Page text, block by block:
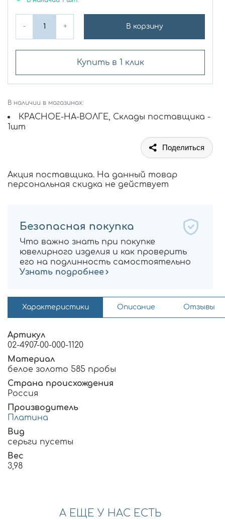
- + В корзину
Купить в 1 клик
В наличии в магазинах:
КРАСНОЕ-НА-ВОЛГЕ, Склады поставщика -
1шт
Поделиться
Акция поставщика. На данный товар
персональная скидка не действует
Безопасная покупка
Что важно знать при покупке
ювелирного изделия и как проверить
его на подлинность самостоятельно
Узнать подробнее
Характеристики Описание Отзывы
Артикул
02-4907-00-000-1120
Материал
белое золото 585 пробы
Страна происхождения
Россия
Производитель
Платина
Вид
серьги пусеты
Вес
3,98
А ЕЩЕ У НАС ЕСТЬ